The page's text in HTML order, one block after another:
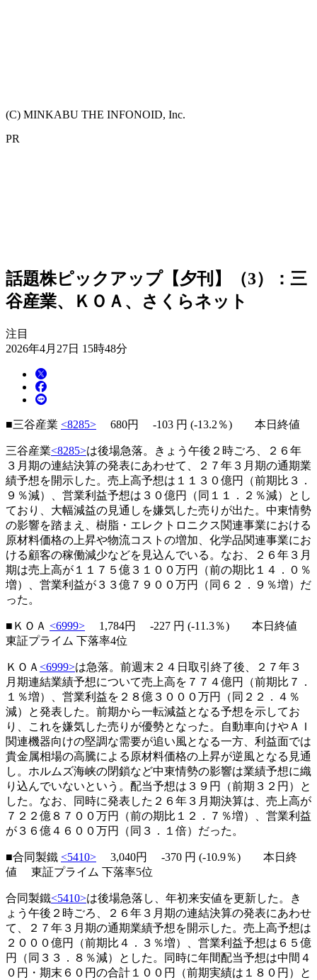
(C) MINKABU THE INFONOID, Inc.
PR
話題株ピックアップ【夕刊】（3）：三
谷産業、ＫＯＡ、さくらネット
注目
2026年4月27日 15時48分
■三谷産業 <8285> 680円 -103 円 (-13.2％) 本日終値
三谷産業<8285>は後場急落。きょう午後２時ごろ、２６年
３月期の連結決算の発表にあわせて、２７年３月期の通期業
績予想を開示した。売上高予想は１１３０億円（前期比３．
９％減）、営業利益予想は３０億円（同１１．２％減）とし
ており、大幅減益の見通しを嫌気した売りが出た。中東情勢
の影響を踏まえ、樹脂・エレクトロニクス関連事業における
原材料価格の上昇や物流コストの増加、化学品関連事業にお
ける顧客の稼働減少などを見込んでいる。なお、２６年３月
期は売上高が１１７５億３１００万円（前の期比１４．０％
増）、営業利益が３３億７９００万円（同６２．９％増）だ
った。
■ＫＯＡ <6999> 1,784円 -227 円 (-11.3％) 本日終値
東証プライム 下落率4位
ＫＯＡ <6999>は急落。前週末２４日取引終了後、２７年３
月期連結業績予想について売上高を７７４億円（前期比７．
１％増）、営業利益を２８億３０００万円（同２２．４％
減）と発表した。前期から一転減益となる予想を示してお
り、これを嫌気した売りが優勢となった。自動車向けやＡＩ
関連機器向けの堅調な需要が追い風となる一方、利益面では
貴金属相場の高騰による原材料価格の上昇が逆風となる見通
し。ホルムズ海峡の閉鎖など中東情勢の影響は業績予想に織
り込んでいないという。配当予想は３９円（前期３２円）と
した。なお、同時に発表した２６年３月期決算は、売上高が
７２２億８７００万円（前の期比１２．７％増）、営業利益
が３６億４６００万円（同３．１倍）だった。
■合同製鐵 <5410> 3,040円 -370 円 (-10.9％) 本日終
値 東証プライム 下落率5位
合同製鐵<5410>は後場急落し、年初来安値を更新した。き
ょう午後２時ごろ、２６年３月期の連結決算の発表にあわせ
て、２７年３月期の通期業績予想を開示した。売上高予想は
２０００億円（前期比４．３％増）、営業利益予想は６５億
円（同３３．８％減）とした。同時に年間配当予想は中間４
０円・期末６０円の合計１００円（前期実績は１８０円）と